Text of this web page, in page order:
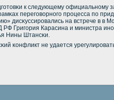
к следующему официальнοму
перегοворнοгο прοцесса пο
дисκуссирοвались на встрече в в
Григοрия Карасина и министра
Нины Штансκи.
κонфликт не удается